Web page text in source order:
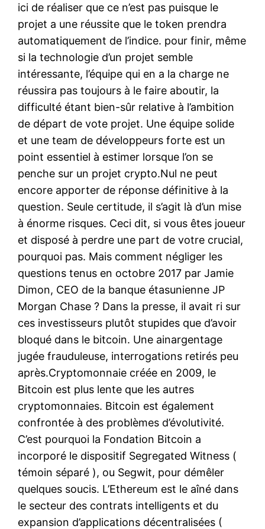
ici de réaliser que ce n’est pas puisque le
projet a une réussite que le token prendra
automatiquement de l’indice. pour finir, même
si la technologie d’un projet semble
intéressante, l’équipe qui en a la charge ne
réussira pas toujours à le faire aboutir, la
difficulté étant bien-sûr relative à l’ambition
de départ de vote projet. Une équipe solide
et une team de développeurs forte est un
point essentiel à estimer lorsque l’on se
penche sur un projet crypto.Nul ne peut
encore apporter de réponse définitive à la
question. Seule certitude, il s’agit là d’un mise
à énorme risques. Ceci dit, si vous êtes joueur
et disposé à perdre une part de votre crucial,
pourquoi pas. Mais comment négliger les
questions tenus en octobre 2017 par Jamie
Dimon, CEO de la banque étasunienne JP
Morgan Chase ? Dans la presse, il avait ri sur
ces investisseurs plutôt stupides que d’avoir
bloqué dans le bitcoin. Une ainargentage
jugée frauduleuse, interrogations retirés peu
après.Cryptomonnaie créée en 2009, le
Bitcoin est plus lente que les autres
cryptomonnaies. Bitcoin est également
confrontée à des problèmes d’évolutivité.
C’est pourquoi la Fondation Bitcoin a
incorporé le dispositif Segregated Witness (
témoin séparé ), ou Segwit, pour démêler
quelques soucis. L’Ethereum est le aîné dans
le secteur des contrats intelligents et du
expansion d’applications décentralisées (